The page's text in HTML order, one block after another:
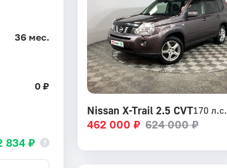
36 мес.
0 ₽
834 ₽
Nissan X-Trail 2.5 CVT170 л.с.
462 000 ₽ 624 000 ₽